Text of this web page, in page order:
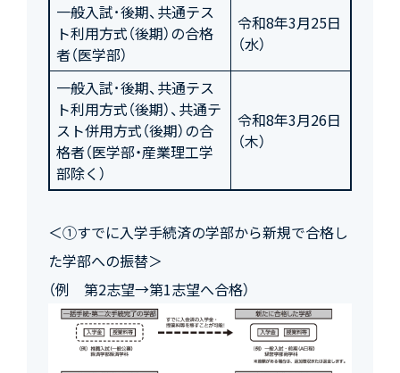
一般入試･後期、共通テス
ト利用方式（後期）の合格
者（医学部）
令和8年3月25日
（水）
一般入試･後期、共通テス
ト利用方式（後期）、共通テ
スト併用方式（後期）の合
格者（医学部・産業理工学
部除く）
令和8年3月26日
（木）
＜①すでに入学手続済の学部から新規で合格し
た学部への振替＞
（例 第2志望→第1志望へ合格）